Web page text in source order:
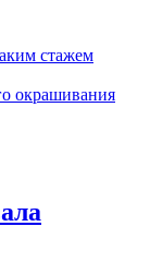
стажем
окрашивания